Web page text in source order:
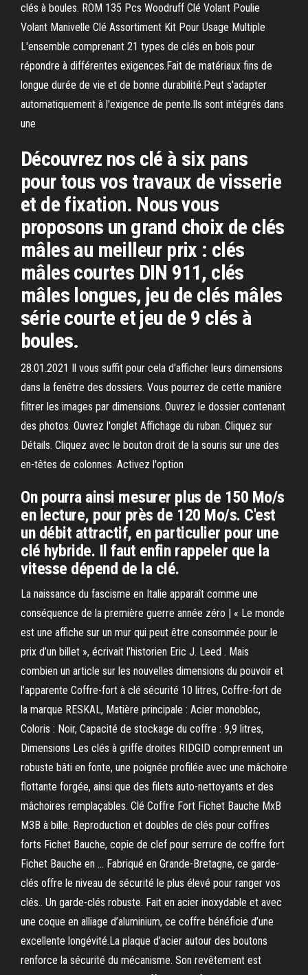
clés à boules. ROM 135 Pcs Woodruff Clé Volant Poulie
Volant Manivelle Clé Assortiment Kit Pour Usage Multiple
L'ensemble comprenant 21 types de clés en bois pour
répondre à différentes exigences.Fait de matériaux fins de
longue durée de vie et de bonne durabilité.Peut s'adapter
automatiquement à l'exigence de pente.Ils sont intégrés dans
une
Découvrez nos clé à six pans
pour tous vos travaux de visserie
et de fixation. Nous vous
proposons un grand choix de clés
mâles au meilleur prix : clés
mâles courtes DIN 911, clés
mâles longues, jeu de clés mâles
série courte et jeu de 9 clés à
boules.
28.01.2021 Il vous suffit pour cela d'afficher leurs dimensions
dans la fenêtre des dossiers. Vous pourrez de cette manière
filtrer les images par dimensions. Ouvrez le dossier contenant
des photos. Ouvrez l'onglet Affichage du ruban. Cliquez sur
Détails. Cliquez avec le bouton droit de la souris sur une des
en-têtes de colonnes. Activez l'option
On pourra ainsi mesurer plus de 150 Mo/s
en lecture, pour près de 120 Mo/s. C'est
un débit attractif, en particulier pour une
clé hybride. Il faut enfin rappeler que la
vitesse dépend de la clé.
La naissance du fascisme en Italie apparaît comme une
conséquence de la première guerre année zéro | « Le monde
est une affiche sur un mur qui peut être consommée pour le
prix d’un billet », écrivait l’historien Eric J. Leed . Mais
combien un article sur les nouvelles dimensions du pouvoir et
l’apparente Coffre-fort à clé sécurité 10 litres, Coffre-fort de
la marque RESKAL, Matière principale : Acier monobloc,
Coloris : Noir, Capacité de stockage du coffre : 9,9 litres,
Dimensions Les clés à griffe droites RIDGID comprennent un
robuste bâti en fonte, une poignée profilée avec une mâchoire
flottante forgée, ainsi que des filets auto-nettoyants et des
mâchoires remplaçables. Clé Coffre Fort Fichet Bauche MxB
M3B à bille. Reproduction et doubles de clés pour coffres
forts Fichet Bauche, copie de clef pour serrure de coffre fort
Fichet Bauche en … Fabriqué en Grande-Bretagne, ce garde-
clés offre le niveau de sécurité le plus élevé pour ranger vos
clés.. Un garde-clés robuste. Fait en acier inoxydable et avec
une coque en alliage d’aluminium, ce coffre bénéficie d’une
excellente longévité.La plaque d’acier autour des boutons
renforce la sécurité du mécanisme. Son revêtement est